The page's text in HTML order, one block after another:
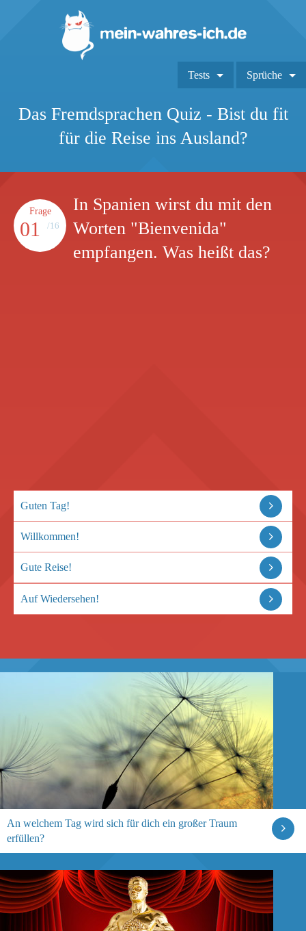
Tests Sprüche
Das Fremdsprachen Quiz - Bist du fit
für die Reise ins Ausland?
Frage
01 /16
In Spanien wirst du mit den
Worten "Bienvenida"
empfangen. Was heißt das?
Guten Tag!
Willkommen!
Gute Reise!
Auf Wiedersehen!
An welchem Tag wird sich für dich ein großer Traum
erfüllen?